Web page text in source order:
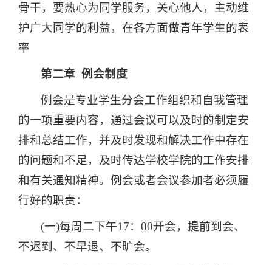
骨干，要热心为同学服务，关心他人，主动维
护广大同学的利益，在各方面做青年学生的表
率
第二章 例会制度
例会是专业学生分会工作组织和自我管理
的一项重要内容，通过会议可以及时的制定安
排和总结工作，并及时发现和解决工作中存在
的问题和不足，及时传达学校学院的工作安排
和有关通知精神。例会或者会议参加者必须履
行好的职责：
(一)每周二下午17：00开会，提前到会、
不迟到、不早退、不旷会。